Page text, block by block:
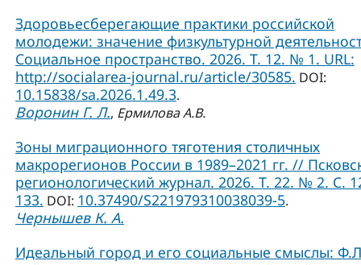
Здоровьесберегающие практики российской
молодежи: значение физкультурной
Социальное пространство. 2026. Т. 12. № 1. URL:
http://socialarea-journal.ru/article/30585. DOI:
10.15838/sa.2026.1.49.3.
Воронин Г. Л., Ермилова А.В.
Зоны миграционного тяготения столичных
макрорегионов России в 1989–2021 гг. //
регионологический журнал. 2026. Т. 22. № 2. С.
133. DOI: 10.37490/S221979310038039-5.
Чернышев К. А.
Идеальный город и его социальные смыслы: